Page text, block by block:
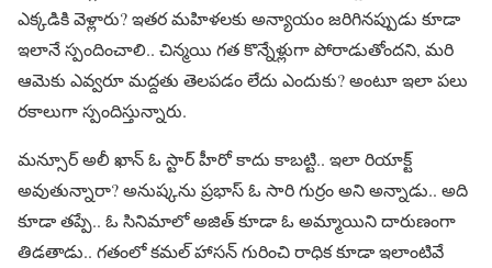
ఎక్కడికి వెళ్లారు? ఇతర మహిళలకు అన్యాయం జరిగినప్పుడు కూడా
ఇలానే స్పందించాలి.. చిన్మయి గత కొన్నేళ్లుగా పోరాడుతోందని, మరి
ఆమెకు ఎవ్వరూ మద్దతు తెలపడం లేదు ఎందుకు? అంటూ ఇలా పలు
రకాలుగా స్పందిస్తున్నారు.
మన్సూర్ అలీ ఖాన్ ఓ స్టార్ హీరో కాదు కాబట్టి.. ఇలా రియాక్ట్
అవుతున్నారా? అనుష్కను ప్రభాస్ ఓ సారి గుర్రం అని అన్నాడు.. అది
కూడా తప్పే.. ఓ సినిమాలో అజిత్ కూడా ఓ అమ్మాయిని దారుణంగా
తిడతాడు.. గతంలో కమల్ హాసన్ గురించి రాధిక కూడా ఇలాంటివే